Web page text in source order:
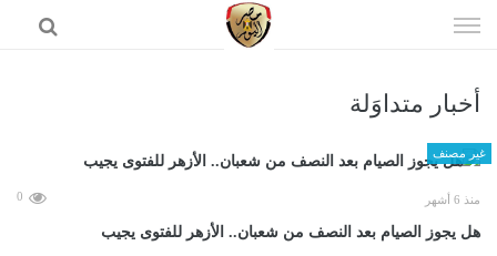
الى
أخبار متداوَلة
غير مصنف
منذ 6 أشهر 0
هل يجوز الصيام بعد النصف من شعبان.. الأزهر للفتوى يجيب